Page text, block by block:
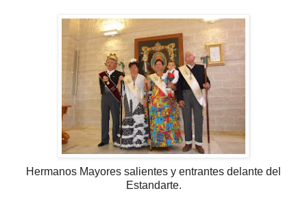
Hermanos Mayores salientes y entrantes delante del
Estandarte.